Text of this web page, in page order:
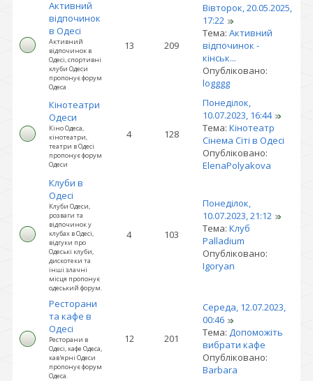
Активний
відпочинок
в Одесі
Активний
відпочинок в
Одесі, спортивні
клуби Одеси
пропонує форум
Одеса
13 209
Вівторок, 20.05.2025,
17:22
Тема: Активний
відпочинок -
кінськ...
Опубліковано:
logggg
Кінотеатри
Одеси
Кіно Одеса,
кінотеатри,
театри в Одесі
пропонує форум
Одеси
4 128
Понеділок,
10.07.2023, 16:44
Тема: Кінотеатр
Сінема Сіті в Одесі
Опубліковано:
ElenaPolyakova
Клуби в
Одесі
Клуби Одеси,
розваги та
відпочинок у
клубах в Одесі,
відгуки про
Одеські клуби,
дискотеки та
інші злачні
місця пропонує
одеський форум.
4 103
Понеділок,
10.07.2023, 21:12
Тема: Клуб
Palladium
Опубліковано:
Igoryan
Ресторани
та кафе в
Одесі
Ресторани в
Одесі, кафе Одеса,
кав'ярні Одеси
пропонує форум
Одеса.
12 201
Середа, 12.07.2023,
00:46
Тема: Допоможіть
вибрати кафе
Опубліковано:
Barbara